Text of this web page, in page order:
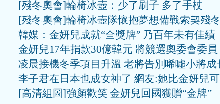
[殘冬奧會]輪椅冰壺：少了刷子 多了手杖
[殘冬奧會]輪椅冰壺隊懷抱夢想備戰索契殘
韓媒：金妍兒成就“全獎牌” 乃百年未有佳績
金妍兒17年捐款30億韓元 將競選奧委會委員
凌晨接機冬季項目升溫 老將告別唏噓小將成
李子君在日本也成女神了 網友:她比金妍兒
[高清組圖]強顏歡笑 金妍兒回國獲贈“金牌”